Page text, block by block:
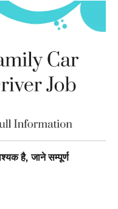
है, जाने सम्पूर्ण